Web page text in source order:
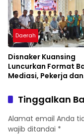
Daerah
Disnaker Kuansing
Luncurkan Format
Mediasi, Pekerja dan
Kepastian Layanan
Tinggalkan
Alamat email Anda
wajib ditandai *